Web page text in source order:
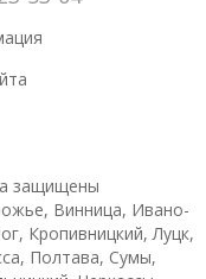
защищены
Винница, Ивано-
Кропивницкий, Луцк,
Полтава, Сумы,